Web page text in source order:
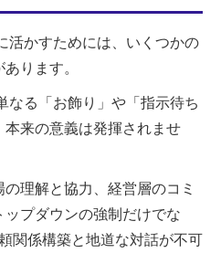
活かすためには、いくつかの
ります。
なる「お飾り」や「指示待ち
来の意義は発揮されませ
理解と協力、経営層のコミ
プダウンの強制だけでな
関係構築と地道な対話が不可